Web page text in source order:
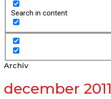
Search in content
Archív
december 2011